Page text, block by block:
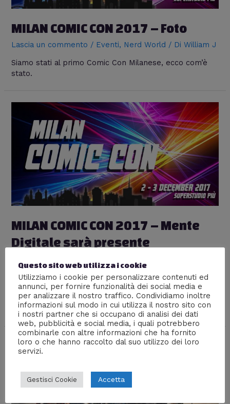
MILAN COMIC CON 2017 – Foto
Lascia un commento / Eventi, Nerd World / DiWilliam J
Siamo stati al primo Comic Con Milanese, ecco com’è
stato.
MILAN COMIC CON 2017 – Mente
Digitale sarà presente
Copriremo l’evento dedicato alla sfera nerd più famoso
al mondo: Robert Englund, John Rhys–Davies, Billy
Boyd, Chris Judge… la lista degli ospiti è davvero
cicciona succulenta.
Questo sito web utilizza i cookie
Utilizziamo i cookie per personalizzare contenuti ed
annunci, per fornire funzionalità dei social media e
per analizzare il nostro traffico. Condividiamo inoltre
informazioni sul modo in cui utilizza il nostro sito con
i nostri partner che si occupano di analisi dei dati
web, pubblicità e social media, i quali potrebbero
combinarle con altre informazioni che ha fornito
loro o che hanno raccolto dal suo utilizzo dei loro
servizi.
Gestisci Cookie Accetta